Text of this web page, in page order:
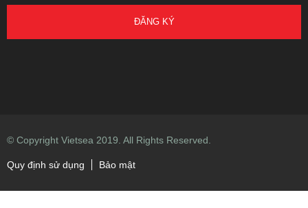
ĐĂNG KÝ
© Copyright Vietsea 2019. All Rights Reserved.
Quy định sử dụng Bảo mật